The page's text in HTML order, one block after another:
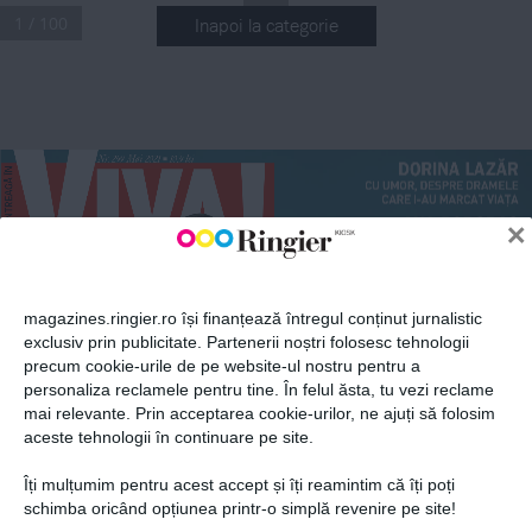
×
magazines.ringier.ro își finanțează întregul conținut jurnalistic
exclusiv prin publicitate. Partenerii noștri folosesc tehnologii
precum cookie-urile de pe website-ul nostru pentru a
personaliza reclamele pentru tine. În felul ăsta, tu vezi reclame
mai relevante. Prin acceptarea cookie-urilor, ne ajuți să folosim
aceste tehnologii în continuare pe site.
Îți mulțumim pentru acest accept și îți reamintim că îți poți
schimba oricând opțiunea printr-o simplă revenire pe site!
Inapoi la categorie
ABONEAZĂ-TE LA NEWSLETTER
Fii la curent cu toate aparițiile din grupul Ringier.
ABONEAZĂ-TE
Politica de confidențialitate și
© 2026 Ringier Romania. Toate
Nr . 299 Mai 2021 n 10,9 lei DORINA LAZĂR
ANA PORGRAS
CU UMOR, DESPRE DRAMELE
CARE I-AU MARCAT VIAȚA
POVESTEA CAMPIOANEI,